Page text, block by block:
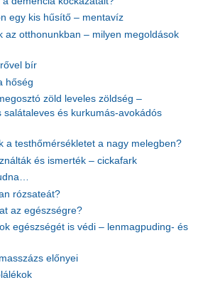
egy kis hűsítő – mentavíz
az otthonunkban – milyen megoldások
bír
hőség
zöld leveles zöldség –
és kurkumás-avokádós
a testhőmérsékletet a nagy melegben?
és ismerték – cickafark
rózsateát?
az egészségre?
egészségét is védi – lenmagpuding- és
előnyei